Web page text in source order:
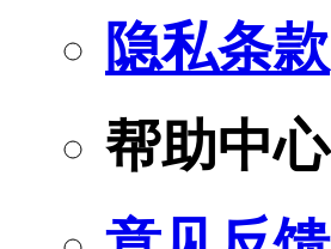
隐私条款
帮助中心